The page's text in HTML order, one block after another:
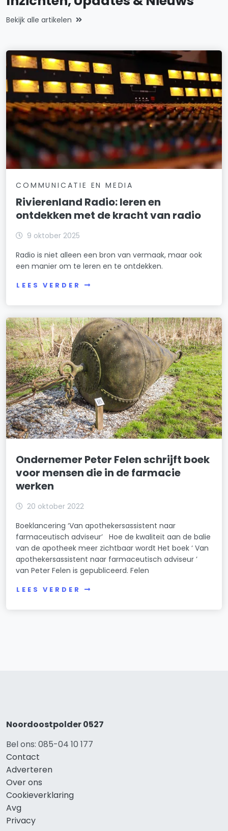
Bekijk alle artikelen
COMMUNICATIE EN MEDIA
Rivierenland Radio: leren en
ontdekken met de kracht van radio
9 oktober 2025
Radio is niet alleen een bron van vermaak, maar ook
een manier om te leren en te ontdekken.
LEES VERDER
Ondernemer Peter Felen schrijft boek
voor mensen die in de farmacie
werken
20 oktober 2022
Boeklancering ‘Van apothekersassistent naar
farmaceutisch adviseur’ Hoe de kwaliteit aan de balie
van de apotheek meer zichtbaar wordt Het boek ‘ Van
apothekersassistent naar farmaceutisch adviseur ’
van Peter Felen is gepubliceerd. Felen
LEES VERDER
Noordoostpolder 0527
Bel ons: 085-04 10 177
Contact
Adverteren
Over ons
Cookieverklaring
Avg
Privacy